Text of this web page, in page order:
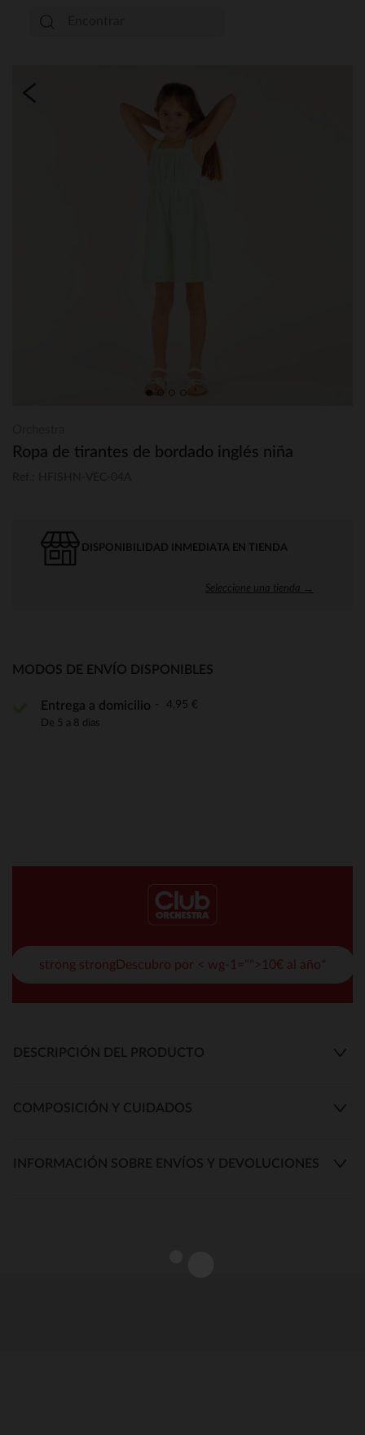
Ropa de tirantes de bordado inglés niña
DISPONIBILIDAD INMEDIATA EN TIENDA
Seleccione una tienda →
MODOS DE ENVÍO DISPONIBLES
Entrega a domicilio 4,95 €
De 5 a 8 días
strong strongDescubro por < wg-1="">10€ al año*
DESCRIPCIÓN DEL PRODUCTO
COMPOSICIÓN Y CUIDADOS
INFORMACIÓN SOBRE ENVÍOS Y DEVOLUCIONES